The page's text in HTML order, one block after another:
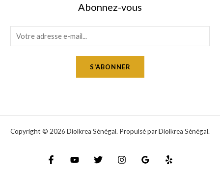
Abonnez-vous
m
S'ABONNER
Copyright © 2026 Diolkrea Sénégal. Propulsé par Diolkrea Sénégal.